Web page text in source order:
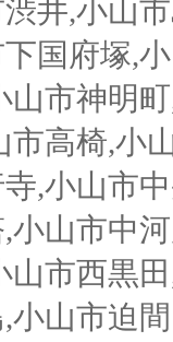
井,小山
国府塚,
山市神明
市高椅,小
,小山市
小山市中
山市西黒
小山市迫